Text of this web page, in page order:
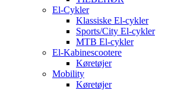
El-Cykler
Klassiske El-cykler
Sports/City El-cykler
MTB El-cykler
El-Kabinescootere
Køretøjer
Mobility
Køretøjer